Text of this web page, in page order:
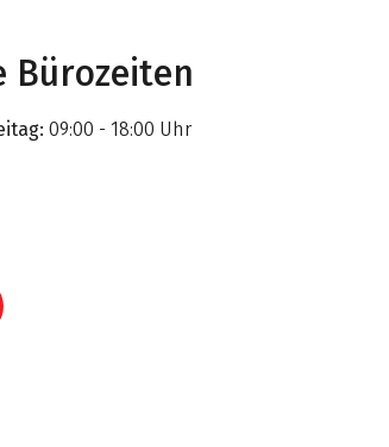
Bürozeiten
09:00 - 18:00 Uhr